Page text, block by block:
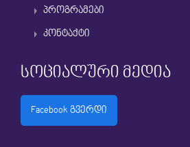
პროგრამები
კონტაქტი
სოციალური მედია
Facebook გვერდი